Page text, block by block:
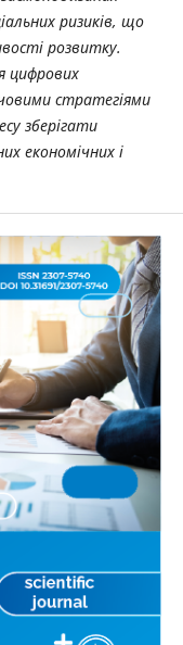
ризиків, що
розвитку.
цифрових
стратегіями
зберігати
економічних і